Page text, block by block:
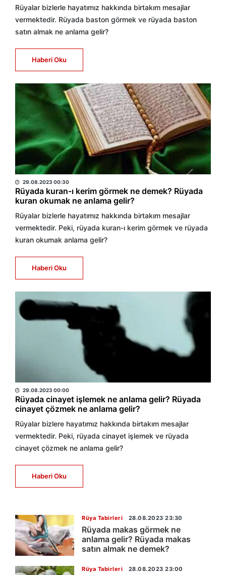
Rüyalar bizlerle hayatımız hakkında birtakım mesajlar
vermektedir. Rüyada baston görmek ve rüyada baston
satın almak ne anlama gelir?
Haberi Oku
HABER MERKEZİ
29.08.2023 00:30
Rüyada kuran-ı kerim görmek ne demek? Rüyada
kuran okumak ne anlama gelir?
Rüyalar bizlerle hayatımız hakkında birtakım mesajlar
vermektedir. Peki, rüyada kuran-ı kerim görmek ve rüyada
kuran okumak anlama gelir?
Haberi Oku
29.08.2023 00:00
Rüyada cinayet işlemek ne anlama gelir? Rüyada
cinayet çözmek ne anlama gelir?
Rüyalar bizlere hayatımız hakkında birtakım mesajlar
vermektedir. Peki, rüyada cinayet işlemek ve rüyada
cinayet çözmek ne anlama gelir?
Haberi Oku
Rüya Tabirleri 28.08.2023 23:30
Rüyada makas görmek ne
anlama gelir? Rüyada makas
satın almak ne demek?
Rüya Tabirleri 28.08.2023 23:00